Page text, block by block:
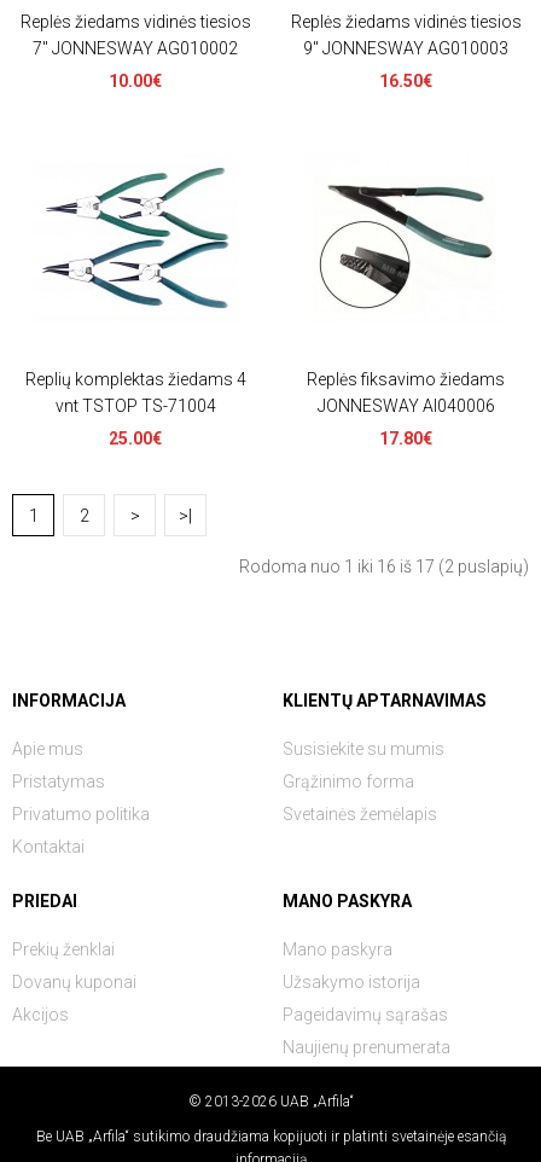
Replės žiedams vidinės tiesios
7" JONNESWAY AG010002
10.00€
Replės žiedams vidinės tiesios
9" JONNESWAY AG010003
16.50€
Replių komplektas žiedams 4
vnt TSTOP TS-71004
25.00€
Replės fiksavimo žiedams
JONNESWAY AI040006
17.80€
1 2 > >|
Rodoma nuo 1 iki 16 iš 17 (2 puslapių)
INFORMACIJA
Apie mus
Pristatymas
Privatumo politika
Kontaktai
KLIENTŲ APTARNAVIMAS
Susisiekite su mumis
Grąžinimo forma
Svetainės žemėlapis
PRIEDAI
Prekių ženklai
Dovanų kuponai
Akcijos
MANO PASKYRA
Mano paskyra
Užsakymo istorija
Pageidavimų sąrašas
Naujienų prenumerata
© 2013-2026 UAB „Arfila“
Be UAB „Arfila“ sutikimo draudžiama kopijuoti ir platinti svetainėje esančią